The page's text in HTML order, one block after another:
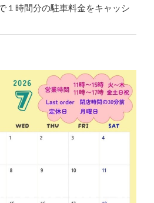
１時間分の駐車料金をキャッシ